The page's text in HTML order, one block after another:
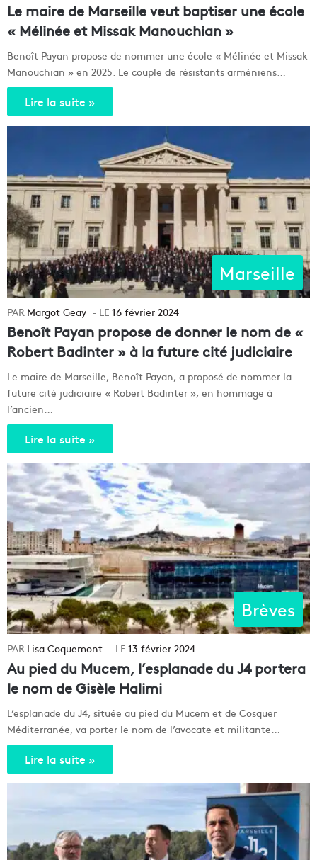
Le maire de Marseille veut baptiser une école
« Mélinée et Missak Manouchian »
Benoît Payan propose de nommer une école « Mélinée et Missak
Manouchian » en 2025. Le couple de résistants arméniens…
Lire la suite »
Marseille
Margot Geay 16 février 2024
Benoît Payan propose de donner le nom de «
Robert Badinter » à la future cité judiciaire
Le maire de Marseille, Benoît Payan, a proposé de nommer la
future cité judiciaire « Robert Badinter », en hommage à
l’ancien…
Lire la suite »
Brèves
Lisa Coquemont 13 février 2024
Au pied du Mucem, l’esplanade du J4 portera
le nom de Gisèle Halimi
L’esplanade du J4, située au pied du Mucem et de Cosquer
Méditerranée, va porter le nom de l’avocate et militante…
Lire la suite »